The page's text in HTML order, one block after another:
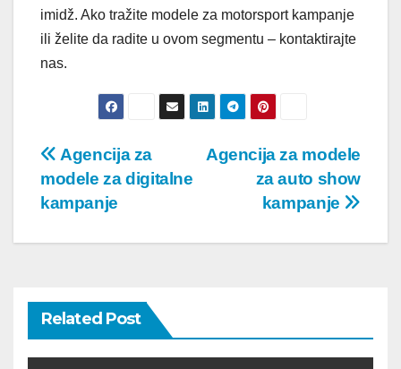
imidž. Ako tražite modele za motorsport kampanje
ili želite da radite u ovom segmentu – kontaktirajte
nas.
Post
navigation
Agencija za modele
za auto show
kampanje
Agencija za
modele za digitalne
kampanje
Related Post